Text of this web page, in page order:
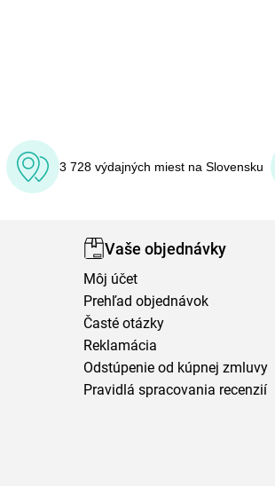
3 728 výdajných miest na Slovensku
Vaše objednávky
Môj účet
Prehľad objednávok
Časté otázky
Reklamácia
Odstúpenie od kúpnej zmluvy
Pravidlá spracovania recenzií